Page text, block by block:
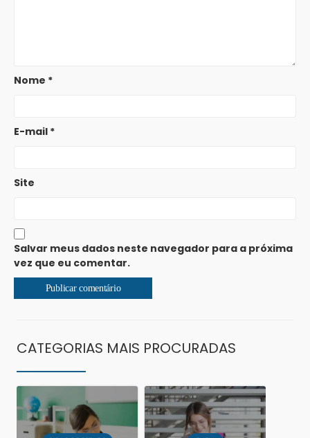
Nome *
E-mail *
Site
Salvar meus dados neste navegador para a próxima
vez que eu comentar.
CATEGORIAS MAIS PROCURADAS